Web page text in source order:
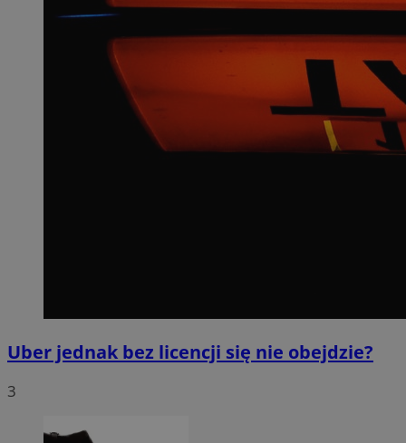
Uber jednak bez licencji się nie obejdzie?
3